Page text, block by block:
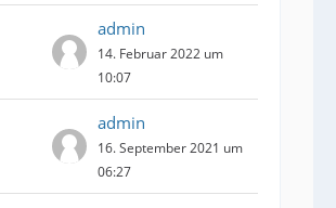
admin
14. Februar 2022 um
10:07
admin
16. September 2021 um
06:27